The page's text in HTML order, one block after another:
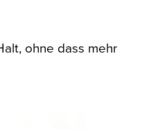
ohne dass mehr